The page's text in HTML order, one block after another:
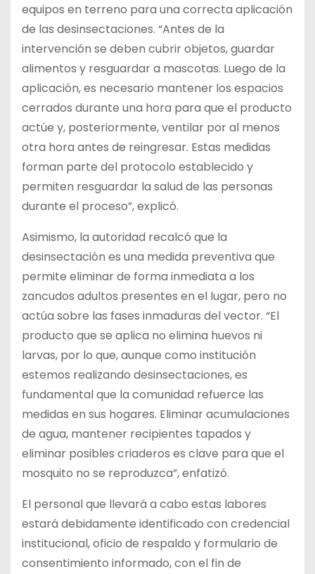
equipos en terreno para una correcta aplicación
de las desinsectaciones. “Antes de la
intervención se deben cubrir objetos, guardar
alimentos y resguardar a mascotas. Luego de la
aplicación, es necesario mantener los espacios
cerrados durante una hora para que el producto
actúe y, posteriormente, ventilar por al menos
otra hora antes de reingresar. Estas medidas
forman parte del protocolo establecido y
permiten resguardar la salud de las personas
durante el proceso”, explicó.
Asimismo, la autoridad recalcó que la
desinsectación es una medida preventiva que
permite eliminar de forma inmediata a los
zancudos adultos presentes en el lugar, pero no
actúa sobre las fases inmaduras del vector. “El
producto que se aplica no elimina huevos ni
larvas, por lo que, aunque como institución
estemos realizando desinsectaciones, es
fundamental que la comunidad refuerce las
medidas en sus hogares. Eliminar acumulaciones
de agua, mantener recipientes tapados y
eliminar posibles criaderos es clave para que el
mosquito no se reproduzca”, enfatizó.
El personal que llevará a cabo estas labores
estará debidamente identificado con credencial
institucional, oficio de respaldo y formulario de
consentimiento informado, con el fin de